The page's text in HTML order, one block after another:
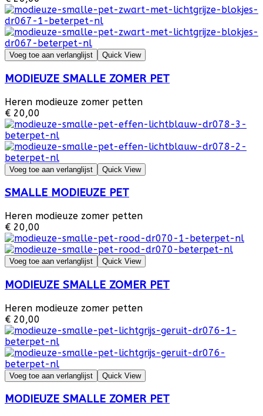
Voeg toe aan verlanglijst Quick View
MODIEUZE SMALLE ZOMER PET
Heren modieuze zomer petten
€ 20,00
Voeg toe aan verlanglijst Quick View
SMALLE MODIEUZE PET
Heren modieuze zomer petten
€ 20,00
Voeg toe aan verlanglijst Quick View
MODIEUZE SMALLE ZOMER PET
Heren modieuze zomer petten
€ 20,00
Voeg toe aan verlanglijst Quick View
MODIEUZE SMALLE ZOMER PET